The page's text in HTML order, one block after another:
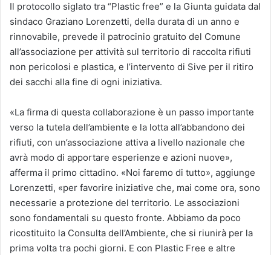
Il protocollo siglato tra “Plastic free” e la Giunta guidata dal
sindaco Graziano Lorenzetti, della durata di un anno e
rinnovabile, prevede il patrocinio gratuito del Comune
all’associazione per attività sul territorio di raccolta rifiuti
non pericolosi e plastica, e l’intervento di Sive per il ritiro
dei sacchi alla fine di ogni iniziativa.
«La firma di questa collaborazione è un passo importante
verso la tutela dell’ambiente e la lotta all’abbandono dei
rifiuti, con un’associazione attiva a livello nazionale che
avrà modo di apportare esperienze e azioni nuove»,
afferma il primo cittadino. «Noi faremo di tutto», aggiunge
Lorenzetti, «per favorire iniziative che, mai come ora, sono
necessarie a protezione del territorio. Le associazioni
sono fondamentali su questo fronte. Abbiamo da poco
ricostituito la Consulta dell’Ambiente, che si riunirà per la
prima volta tra pochi giorni. E con Plastic Free e altre